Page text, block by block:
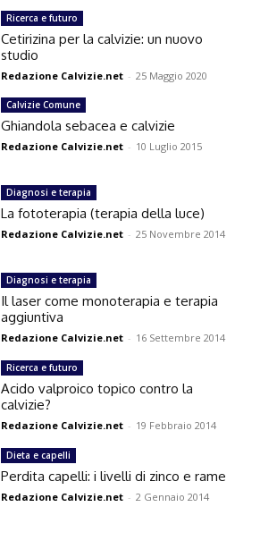
Ricerca e futuro
Cetirizina per la calvizie: un nuovo
studio
Redazione Calvizie.net - 25 Maggio 2020
Calvizie Comune
Ghiandola sebacea e calvizie
Redazione Calvizie.net - 10 Luglio 2015
Diagnosi e terapia
La fototerapia (terapia della luce)
Redazione Calvizie.net - 25 Novembre 2014
Diagnosi e terapia
Il laser come monoterapia e terapia
aggiuntiva
Redazione Calvizie.net - 16 Settembre 2014
Ricerca e futuro
Acido valproico topico contro la
calvizie?
Redazione Calvizie.net - 19 Febbraio 2014
Dieta e capelli
Perdita capelli: i livelli di zinco e rame
Redazione Calvizie.net - 2 Gennaio 2014